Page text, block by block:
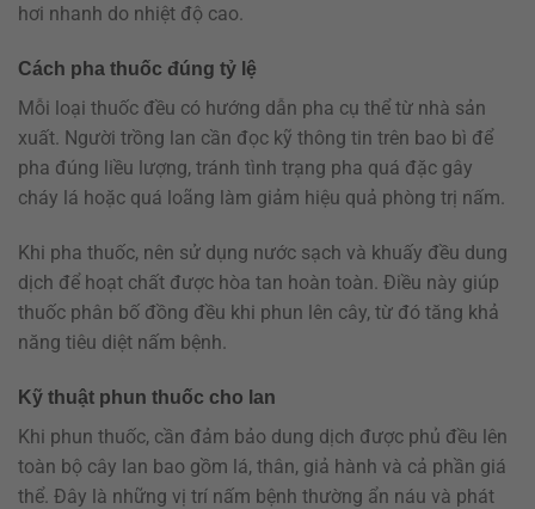
hơi nhanh do nhiệt độ cao.
Cách pha thuốc đúng tỷ lệ
Mỗi loại thuốc đều có hướng dẫn pha cụ thể từ nhà sản
xuất. Người trồng lan cần đọc kỹ thông tin trên bao bì để
pha đúng liều lượng, tránh tình trạng pha quá đặc gây
cháy lá hoặc quá loãng làm giảm hiệu quả phòng trị nấm.
Khi pha thuốc, nên sử dụng nước sạch và khuấy đều dung
dịch để hoạt chất được hòa tan hoàn toàn. Điều này giúp
thuốc phân bố đồng đều khi phun lên cây, từ đó tăng khả
năng tiêu diệt nấm bệnh.
Kỹ thuật phun thuốc cho lan
Khi phun thuốc, cần đảm bảo dung dịch được phủ đều lên
toàn bộ cây lan bao gồm lá, thân, giả hành và cả phần giá
thể. Đây là những vị trí nấm bệnh thường ẩn náu và phát